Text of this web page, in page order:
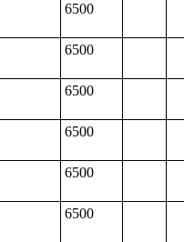
6500
6500
6500
6500
6500
6500